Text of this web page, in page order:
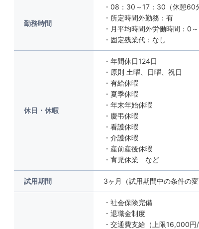
勤務時間
・08：30～17：30（休憩60
・所定時間外勤務：有
・月平均時間外労働時間：0
・固定残業代：なし
休日・休暇
・年間休日124日
・原則 土曜、日曜、祝日
・有給休暇
・夏季休暇
・年末年始休暇
・慶弔休暇
・看護休暇
・介護休暇
・産前産後休暇
・育児休業 など
試用期間 3ヶ月（試用期間中の条件の変
・社会保険完備
・退職金制度
・交通費支給（上限16,000円/